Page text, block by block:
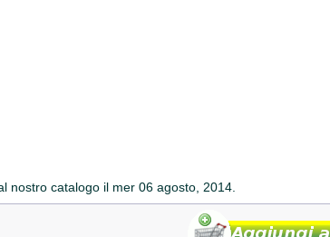
nostro catalogo il mer 06 agosto, 2014.